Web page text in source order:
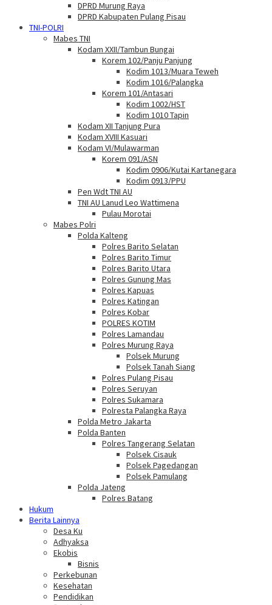
DPRD Murung Raya
DPRD Kabupaten Pulang Pisau
TNI-POLRI
Mabes TNI
Kodam XXII/Tambun Bungai
Korem 102/Panju Panjung
Kodim 1013/Muara Teweh
Kodim 1016/Palangka
Korem 101/Antasari
Kodim 1002/HST
Kodim 1010 Tapin
Kodam XII Tanjung Pura
Kodam XVIII Kasuari
Kodam VI/Mulawarman
Korem 091/ASN
Kodim 0906/Kutai Kartanegara
Kodim 0913/PPU
Pen Wdt TNI AU
TNI AU Lanud Leo Wattimena
Pulau Morotai
Mabes Polri
Polda Kalteng
Polres Barito Selatan
Polres Barito Timur
Polres Barito Utara
Polres Gunung Mas
Polres Kapuas
Polres Katingan
Polres Kobar
POLRES KOTIM
Polres Lamandau
Polres Murung Raya
Polsek Murung
Polsek Tanah Siang
Polres Pulang Pisau
Polres Seruyan
Polres Sukamara
Polresta Palangka Raya
Polda Metro Jakarta
Polda Banten
Polres Tangerang Selatan
Polsek Cisauk
Polsek Pagedangan
Polsek Pamulang
Polda Jateng
Polres Batang
Hukum
Berita Lainnya
Desa Ku
Adhyaksa
Ekobis
Bisnis
Perkebunan
Kesehatan
Pendidikan